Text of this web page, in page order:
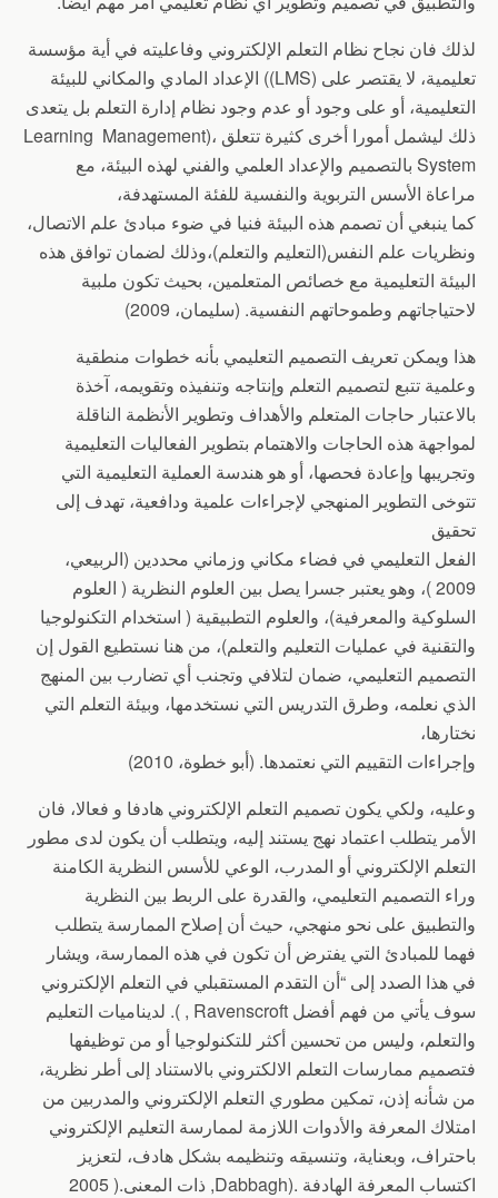
لذلك فان نجاح نظام التعلم الإلكتروني وفاعليته في أية مؤسسة
تعليمية، لا يقتصر على (LMS)) الإعداد المادي والمكاني للبيئة
التعليمية، أو على وجود أو عدم وجود نظام إدارة التعلم بل يتعدى
ذلك ليشمل أمورا أخرى كثيرة تتعلق ،(Learning Management
System بالتصميم والإعداد العلمي والفني لهذه البيئة، مع
مراعاة الأسس التربوية والنفسية للفئة المستهدفة،
كما ينبغي أن تصمم هذه البيئة فنيا في ضوء مبادئ علم الاتصال،
ونظريات علم النفس(التعليم والتعلم)،وذلك لضمان توافق هذه
البيئة التعليمية مع خصائص المتعلمين، بحيث تكون ملبية
لاحتياجاتهم وطموحاتهم النفسية. (سليمان، 2009)
هذا ويمكن تعريف التصميم التعليمي بأنه خطوات منطقية
وعلمية تتبع لتصميم التعلم وإنتاجه وتنفيذه وتقويمه، آخذة
بالاعتبار حاجات المتعلم والأهداف وتطوير الأنظمة الناقلة
لمواجهة هذه الحاجات والاهتمام بتطوير الفعاليات التعليمية
وتجريبها وإعادة فحصها، أو هو هندسة العملية التعليمية التي
تتوخى التطوير المنهجي لإجراءات علمية ودافعية، تهدف إلى
تحقيق
الفعل التعليمي في فضاء مكاني وزماني محددين (الربيعي،
2009 )، وهو يعتبر جسرا يصل بين العلوم النظرية ( العلوم
السلوكية والمعرفية)، والعلوم التطبيقية ( استخدام التكنولوجيا
والتقنية في عمليات التعليم والتعلم)، من هنا نستطيع القول إن
التصميم التعليمي، ضمان لتلافي وتجنب أي تضارب بين المنهج
الذي نعلمه، وطرق التدريس التي نستخدمها، وبيئة التعلم التي
نختارها،
وإجراءات التقييم التي نعتمدها. (أبو خطوة، 2010)
وعليه، ولكي يكون تصميم التعلم الإلكتروني هادفا و فعالا، فان
الأمر يتطلب اعتماد نهج يستند إليه، ويتطلب أن يكون لدى مطور
التعلم الإلكتروني أو المدرب، الوعي للأسس النظرية الكامنة
وراء التصميم التعليمي، والقدرة على الربط بين النظرية
والتطبيق على نحو منهجي، حيث أن إصلاح الممارسة يتطلب
فهما للمبادئ التي يفترض أن تكون في هذه الممارسة، ويشار
في هذا الصدد إلى “أن التقدم المستقبلي في التعلم الإلكتروني
سوف يأتي من فهم أفضل Ravenscroft , ). لديناميات التعليم
والتعلم، وليس من تحسين أكثر للتكنولوجيا أو من توظيفها
فتصميم ممارسات التعلم الالكتروني بالاستناد إلى أطر نظرية،
من شأنه إذن، تمكين مطوري التعلم الإلكتروني والمدربين من
امتلاك المعرفة والأدوات اللازمة لممارسة التعليم الإلكتروني
باحتراف، وبعناية، وتنسيقه وتنظيمه بشكل هادف، لتعزيز
اكتساب المعرفة الهادفة .(Dabbagh, ذات المعنى.( 2005